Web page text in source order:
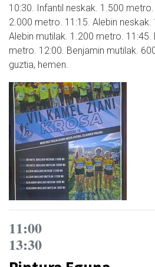
10:30. Infantil neskak. 1.500
2.000 metro. 11:15. Alebin neskak.
Alebin mutilak. 1.200 metro. 11:45.
metro. 12:00. Benjamin mutilak.
guztia, hemen.
11:00
13:30